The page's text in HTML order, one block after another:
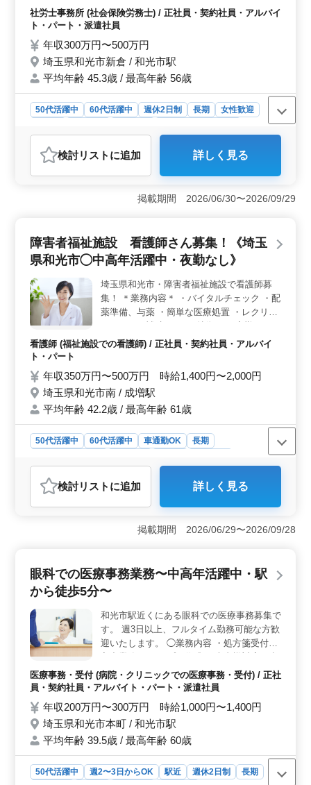
新たな知識やスキルを身につけることができるため成長
意欲の高い方にとって魅力的な環境です。
手続業務 ・各種助成金業務 ・労務管理相談
・就業規則作成 ・人事制度制定 ・人材育成
全週休2日制 ・交通費実費支給 ・経験に応
じて条件面優遇 資格や今までの経験を活か
して働きませんか？ 皆様のご応募をお待ち
しております♪
社労士事務所 (社会保険労務士) / 正社員・契約社員・アルバイ
ト・パート・派遣社員
年収300万円〜500万円
埼玉県和光市新倉 / 和光市駅
平均年齢 45.3歳 / 最高年齢 56歳
50代活躍中 60代活躍中 週休2日制 長期
女性歓迎
おすすめポイント
＜働きやすさ＞ 土日祝休みで完全週休2日制なので、プ
ライベートの時間もしっかり確保できます。また長期休
暇や有給休暇もしっかり取得できる環境が整っていま
＞ 社労士事務所での業務は多岐にわたります。例え
ば、労務管理相談、労働トラブル対応、就業規則の作成
を活かしながら新たなスキルを磨くことができ、やりが
いを感じながら働くことができます。 ＜キャリア成
長＞ 社労士事務所での経験がある方や社会保険労務士
の資格を持つ方にとって、さまざまなキャリアチャンス
があります。経験に応じて条件面が優遇されるだけでな
く、人材育成相談などキャリアアップにつながる業務に
も携わることができます。
検討リスト に追加 詳しく見る
掲載期間 2026/06/30〜2026/09/29
障害者福祉施設 看護師さん募集！《埼玉
県和光市◯中高年活躍中・夜勤なし》
埼玉県和光市・障害者福祉施設で看護師募
集！ ＊業務内容＊ ・バイタルチェック ・配
薬準備、与薬 ・簡単な医療処置 ・レクリエ
ーションの補助 など ＊特徴＊ ・夜勤なし
・社会保険完備 ・車通勤可能 ベテランなら
看護師 (福祉施設での看護師) / 正社員・契約社員・アルバイ
ト・パート
年収350万円〜500万円 時給1,400円〜2,000円
埼玉県和光市南 / 成増駅
平均年齢 42.2歳 / 最高年齢 61歳
50代活躍中 60代活躍中 車通勤OK
長期
おすすめポイント
＜業務内容＞ 施設では、障害者の方々に質の高いサポ
ートを提供しています。看護師として、利用者さまへの
健康管理や医療処置を通じて、役立つサービスを提供し
OKなので、通勤ストレスを軽減できます。長期で安定し
て働きたい方に最適な環境です。 ＜経験を活かすチ
す。看護実務経験5年以上のベテラン看護師を募集しま
す。あなたの経験を活かして、新たなフィールドで活躍
しませんか？
検討リスト に追加 詳しく見る
掲載期間 2026/06/29〜2026/09/28
眼科での医療事務業務〜中高年活躍中・駅
から徒歩5分〜
和光市駅近くにある眼科での医療事務募集で
す。 週3日以上、フルタイム勤務可能な方歓
迎いたします。 ◯業務内容 ・処方箋受付の
力検査 等 ＊40代以上歓迎 ＊社会保険完備
＊駅からすぐ！ ベテランのスタッフさん募
医療事務・受付 (病院・クリニックでの医療事務・受付) / 正社
員・契約社員・アルバイト・パート・派遣社員
年収200万円〜300万円 時給1,000円〜1,400円
埼玉県和光市本町 / 和光市駅
平均年齢 39.5歳 / 最高年齢 60歳
50代活躍中 週2〜3日からOK 駅近 週休2日制
長期